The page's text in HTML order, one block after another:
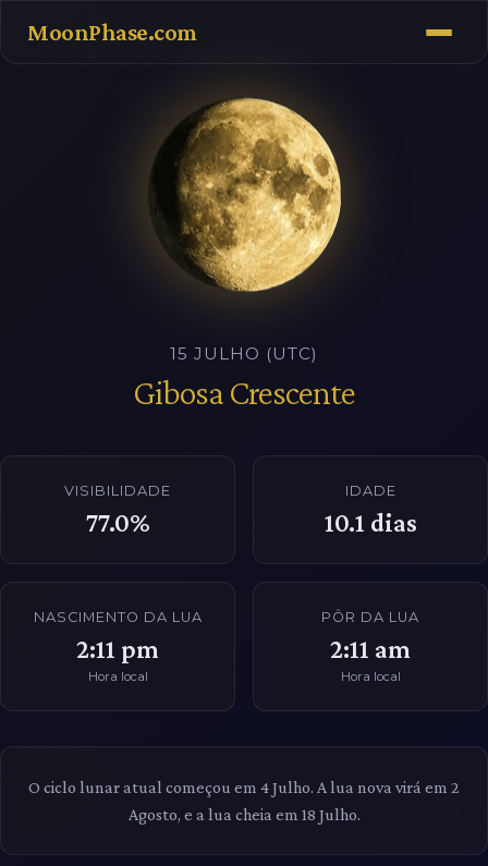
MoonPhase.com
15 JULHO (UTC)
Gibosa Crescente
VISIBILIDADE
77.0%
IDADE
10.1 dias
NASCIMENTO DA LUA
2:11 pm
Hora local
PÔR DA LUA
2:11 am
Hora local
O ciclo lunar atual começou em 4 Julho. A lua nova virá em 2
Agosto, e a lua cheia em 18 Julho.